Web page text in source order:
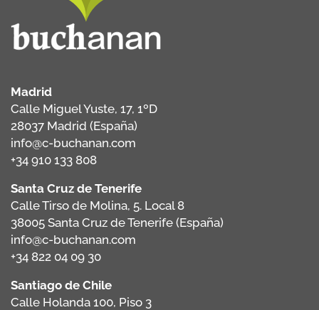
Madrid
Calle Miguel Yuste, 17, 1ºD
28037 Madrid (España)
info@c-buchanan.com
+34 910 133 808
Santa Cruz de Tenerife
Calle Tirso de Molina, 5. Local 8
38005 Santa Cruz de Tenerife (España)
info@c-buchanan.com
+34 822 04 09 30
Santiago de Chile
Calle Holanda 100, Piso 3